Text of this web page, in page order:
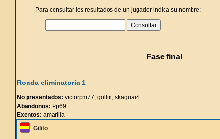
Para consultar los resultados de un jugador indica su nombre:
Fase final
Ronda eliminatoria 1
No presentados: victorpm77, gollin, skaguai4
Abandonos: Pp69
Exentos: amarilla
Gilito